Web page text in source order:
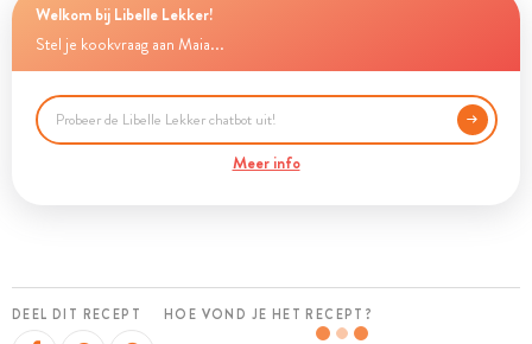
Welkom bij Libelle Lekker!
Stel je kookvraag aan Maia...
Meer info
DEEL DIT RECEPT HOE VOND JE HET RECEPT?